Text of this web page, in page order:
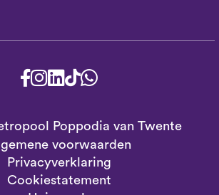
Poppodia van Twente
voorwaarden
Privacyverklaring
Cookiestatement